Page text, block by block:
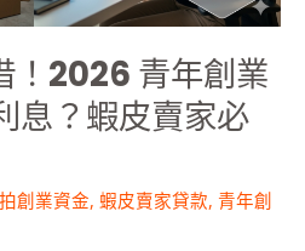
！2026 青年創業
息？蝦皮賣家必
創業資金, 蝦皮賣家貸款, 青年創